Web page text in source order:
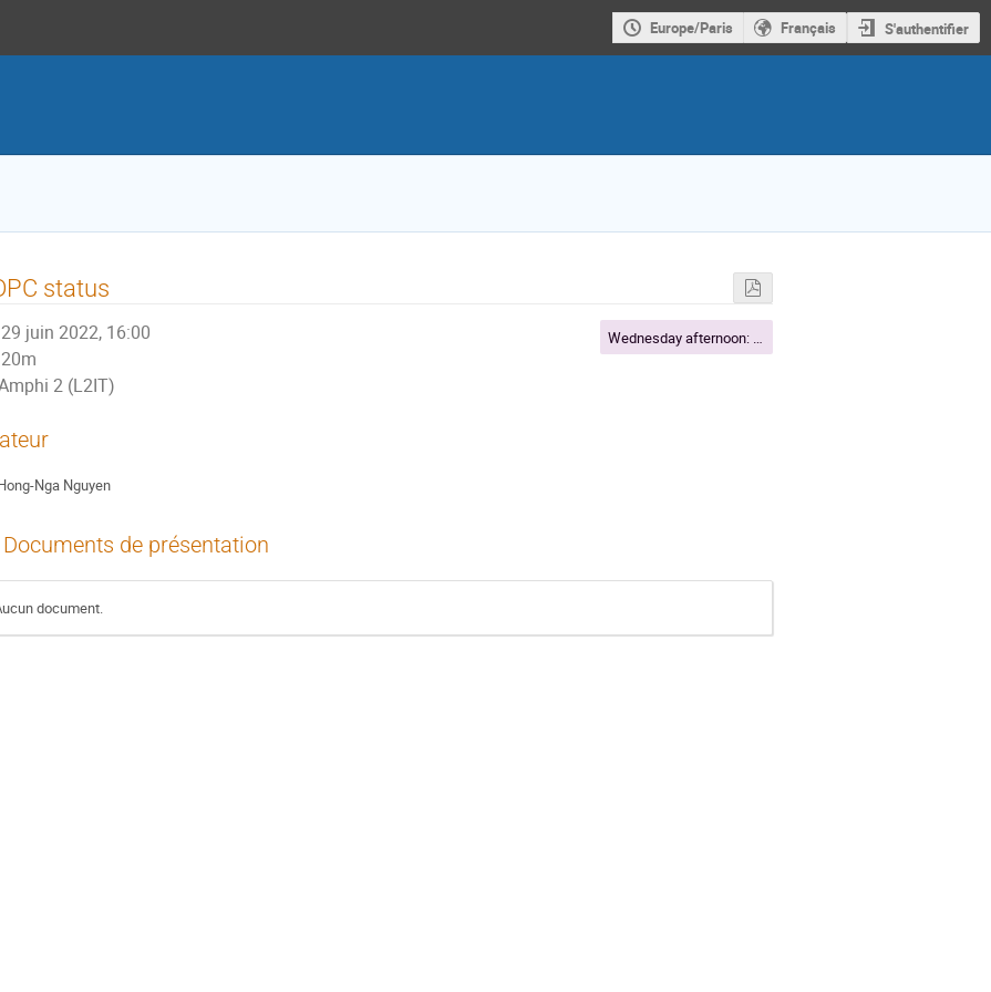
Europe/Paris Français S'authentifier
status
29 juin 2022, 16:00
20m
2 (L2IT)
Wednesday afternoon: 4PM - 5:30 PM
Nga Nguyen
Documents de présentation
document.